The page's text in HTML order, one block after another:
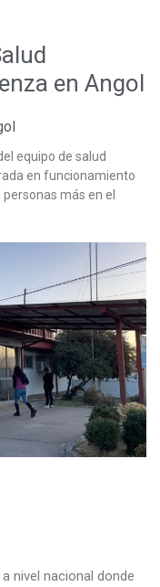
en Angol
equipo de salud
en funcionamiento
más en el
nivel nacional donde